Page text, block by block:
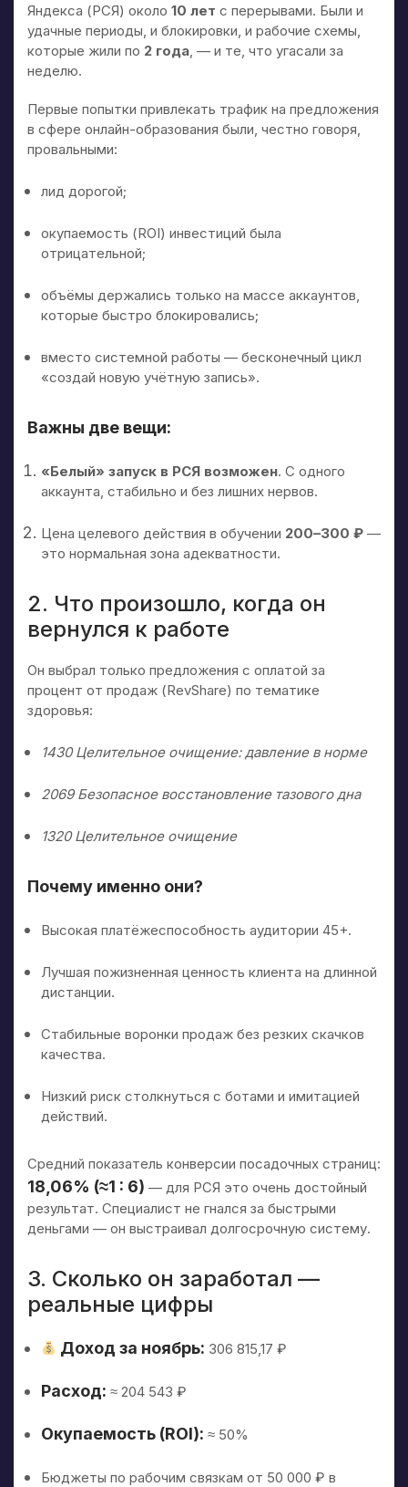
Яндекса (РСЯ) около 10 лет с перерывами. Были и
удачные периоды, и блокировки, и рабочие схемы,
которые жили по 2 года , — и те, что угасали за
неделю.
Первые попытки привлекать трафик на предложения
в сфере онлайн-образования были, честно говоря,
провальными:
лид дорогой;
окупаемость (ROI) инвестиций была
отрицательной;
объёмы держались только на массе аккаунтов,
которые быстро блокировались;
вместо системной работы — бесконечный цикл
«создай новую учётную запись».
Важны две вещи:
«Белый» запуск в РСЯ возможен. С одного
аккаунта, стабильно и без лишних нервов.
Цена целевого действия в обучении 200–300 ₽ —
это нормальная зона адекватности.
2. Что произошло, когда он
вернулся к работе
Он выбрал только предложения с оплатой за
процент от продаж (RevShare) по тематике
здоровья:
1430 Целительное очищение: давление в норме
2069 Безопасное восстановление тазового дна
1320 Целительное очищение
Почему именно они?
Высокая платёжеспособность аудитории 45+.
Лучшая пожизненная ценность клиента на длинной
дистанции.
Стабильные воронки продаж без резких скачков
качества.
Низкий риск столкнуться с ботами и имитацией
действий.
Средний показатель конверсии посадочных страниц:
18,06% (≈1 : 6) — для РСЯ это очень достойный
результат. Специалист не гнался за быстрыми
деньгами — он выстраивал долгосрочную систему.
3. Сколько он заработал —
реальные цифры
Доход за ноябрь: 306 815,17 ₽
Расход: ≈ 204 543 ₽
Окупаемость (ROI): ≈ 50%
Бюджеты по рабочим связкам от 50 000 ₽ в